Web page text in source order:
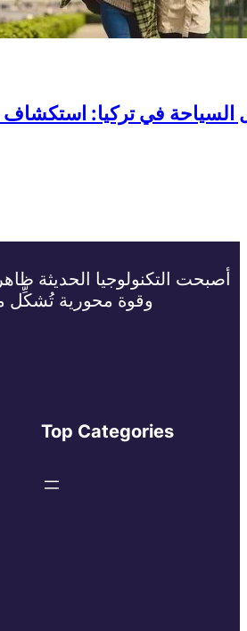
السياحة في تركيا: استكشاف
أصبحت التكنولوجيا الحديثة
وقوة محورية تُشكِّل
Top Categories